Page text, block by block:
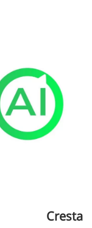
Cresta